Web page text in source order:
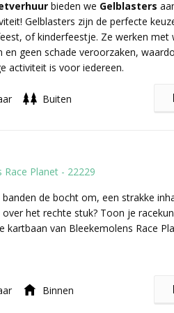
wordt extra in het zonnetje
Daarnaast krijgt elke gast een
bij de grijpmachine en een leuke
zoals workshops of
en woensdagmiddag geven we
6 t/m 12 jaar, waar de leerlingen
in onze theaterzaal!
bieden we Gelblasters
Gelblasters zijn de perfecte
of kinderfeestje. Ze werken met
en geen schade veroorzaken,
activiteit is voor iedereen.
(5.000 per persoon)
Buiten
Race Planet - 22229
de bocht om, een strakke
het rechte stuk? Toon je
kartbaan van Bleekemolens Race
verjaardagsfeestje vieren bij
Binnen